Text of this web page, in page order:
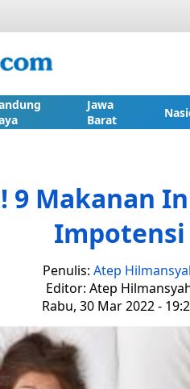
Jawa
Barat
9 Makanan
Impotensi
Penulis: Atep
Editor: Atep
Rabu, 30 Mar 2022 -